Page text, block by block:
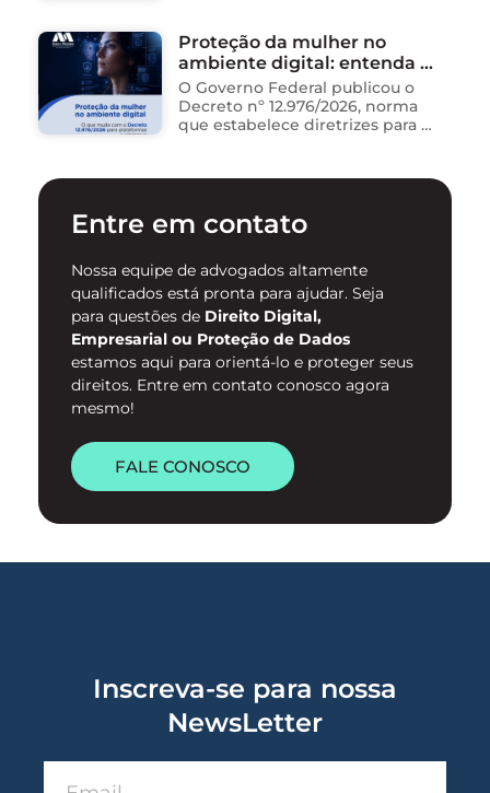
dados, redigem e-mails, geram
relatórios. O problema não está
na ferramenta. Está …
Proteção da mulher no
ambiente digital: entenda o
novo Decreto nº 12.976/2026
O Governo Federal publicou o
Decreto nº 12.976/2026, norma
que estabelece diretrizes para a
enfrentamento da violência
digital. …
Entre em contato
Nossa equipe de advogados altamente
qualificados está pronta para ajudar. Seja
para questões de Direito Digital,
Empresarial ou Proteção de Dados
estamos aqui para orientá-lo e proteger seus
direitos. Entre em contato conosco agora
mesmo!
FALE CONOSCO
Inscreva-se para nossa
NewsLetter